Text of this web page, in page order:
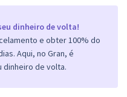
dinheiro de volta!
e obter 100% do
Aqui, no Gran, é
dinheiro de volta.